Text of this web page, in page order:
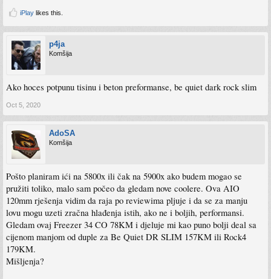
iPlay likes this.
p4ja
Komšija
Ako hoces potpunu tisinu i beton preformanse, be quiet dark rock slim
Oct 5, 2020
AdoSA
Komšija
Pošto planiram ići na 5800x ili čak na 5900x ako budem mogao se
pružiti toliko, malo sam počeo da gledam nove coolere. Ova AIO
120mm rješenja vidim da raja po reviewima pljuje i da se za manju
lovu mogu uzeti zračna hlađenja istih, ako ne i boljih, performansi.
Gledam ovaj Freezer 34 CO 78KM i djeluje mi kao puno bolji deal sa
cijenom manjom od duple za Be Quiet DR SLIM 157KM ili Rock4
179KM.
Mišljenja?